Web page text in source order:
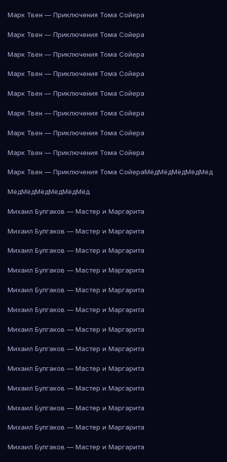
Марк Твен — Приключения Тома Сойера
Марк Твен — Приключения Тома Сойера
Марк Твен — Приключения Тома Сойера
Марк Твен — Приключения Тома Сойера
Марк Твен — Приключения Тома Сойера
Марк Твен — Приключения Тома Сойера
Марк Твен — Приключения Тома Сойера
Марк Твен — Приключения Тома Сойера
Марк Твен — Приключения Тома СойераМёдМёдМёдМёдМёд
МёдМёдМёдМёдМёдМёд
Михаил Булгаков — Мастер и Маргарита
Михаил Булгаков — Мастер и Маргарита
Михаил Булгаков — Мастер и Маргарита
Михаил Булгаков — Мастер и Маргарита
Михаил Булгаков — Мастер и Маргарита
Михаил Булгаков — Мастер и Маргарита
Михаил Булгаков — Мастер и Маргарита
Михаил Булгаков — Мастер и Маргарита
Михаил Булгаков — Мастер и Маргарита
Михаил Булгаков — Мастер и Маргарита
Михаил Булгаков — Мастер и Маргарита
Михаил Булгаков — Мастер и Маргарита
Михаил Булгаков — Мастер и Маргарита